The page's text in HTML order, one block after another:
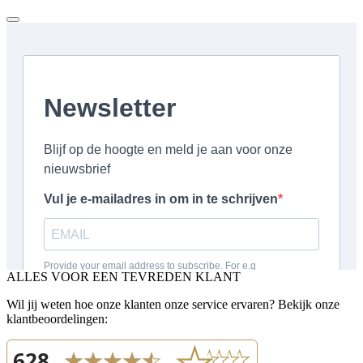
ALLES VOOR EEN TEVREDEN KLANT
Wil jij weten hoe onze klanten onze service ervaren? Bekijk onze
klantbeoordelingen: